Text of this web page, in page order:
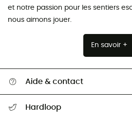
et notre passion pour les sentiers
nous aimons jouer.
En savoir +
Aide & contact
Retour & remboursement
Hardloop